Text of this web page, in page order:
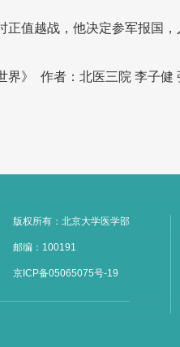
值越战，他决定参军报国，
界》 作者：北医三院 李子健
版权所有：北京大学医学部
邮编：100191
京ICP备05065075号-19